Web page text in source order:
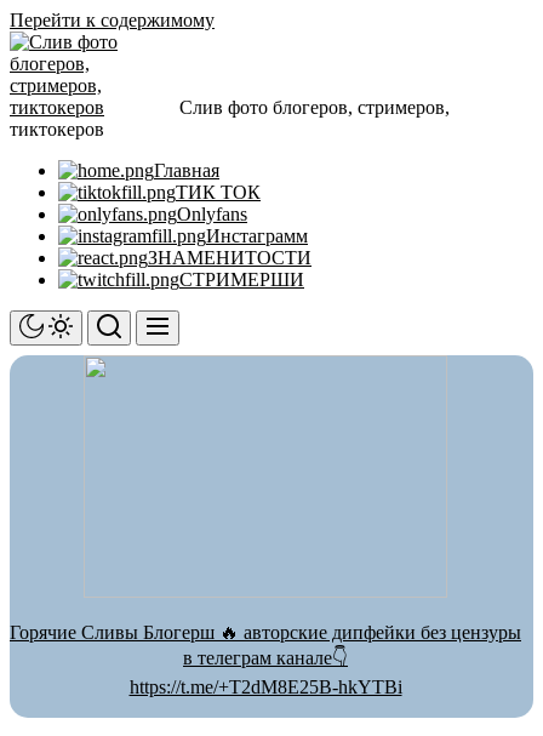
Перейти к содержимому
Слив фото блогеров, стримеров,
тиктокеров
Главная
ТИК ТОК
Onlyfans
Инстаграмм
ЗНАМЕНИТОСТИ
СТРИМЕРШИ
Горячие Сливы Блогерш 🔥 авторские дипфейки без цензуры
в телеграм канале👇
https://t.me/+T2dM8E25B-hkYTBi